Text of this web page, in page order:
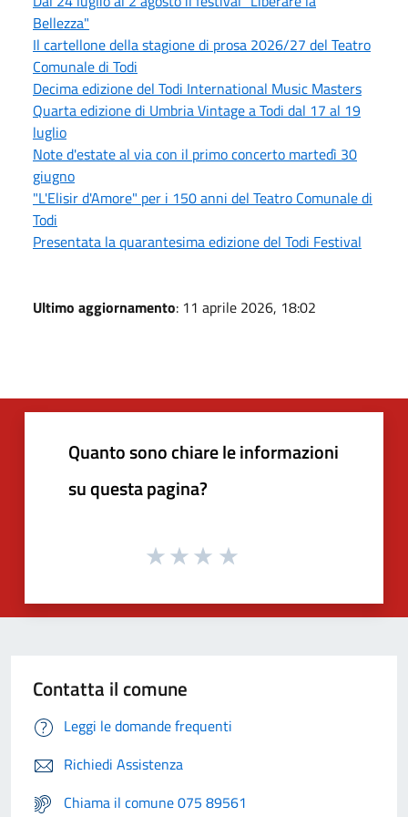
Bellezza"
Il cartellone della stagione di prosa 2026/27 del Teatro
Comunale di Todi
Decima edizione del Todi International Music Masters
Quarta edizione di Umbria Vintage a Todi dal 17 al 19
luglio
Note d'estate al via con il primo concerto martedì 30
giugno
"L'Elisir d'Amore" per i 150 anni del Teatro Comunale di
Todi
Presentata la quarantesima edizione del Todi Festival
Ultimo aggiornamento: 11 aprile 2026, 18:02
Quanto sono chiare le informazioni
su questa pagina?
Contatta il comune
Leggi le domande frequenti
Richiedi Assistenza
Chiama il comune 075 89561